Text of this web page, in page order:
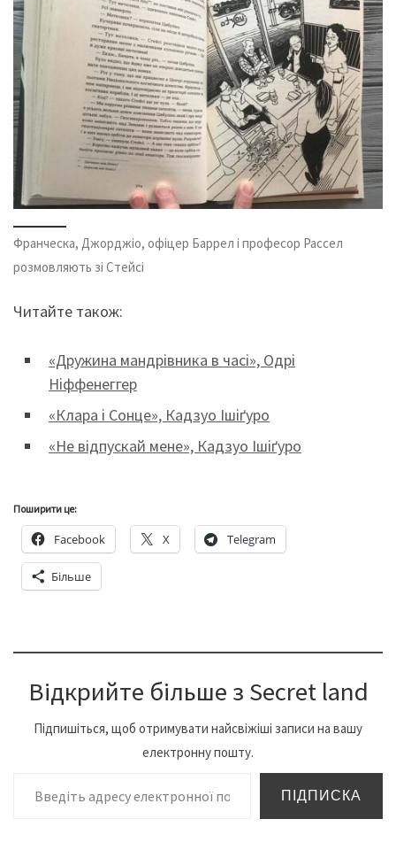
Франческа, Джорджіо, офіцер Баррел і професор Рассел
розмовляють зі Стейсі
Читайте також:
«Дружина мандрівника в часі», Одрі
Ніффенеггер
«Клара і Сонце», Кадзуо Ішіґуро
«Не відпускай мене», Кадзуо Ішіґуро
Поширити це:
Facebook X Telegram
Більше
Відкрийте більше з Secret land
Підпишіться, щоб отримувати найсвіжіші записи на вашу
електронну пошту.
Введіть адресу електронної пошти…
ПІДПИСКА